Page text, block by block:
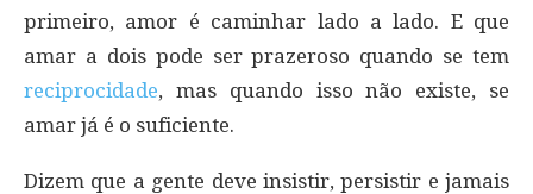
primeiro, amor é caminhar lado a lado. E que
amar a dois pode ser prazeroso quando se tem
reciprocidade, mas quando isso não existe, se
amar já é o suficiente.
Dizem que a gente deve insistir, persistir e jamais